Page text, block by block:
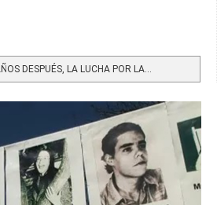
DESPUÉS, LA LUCHA POR LA...